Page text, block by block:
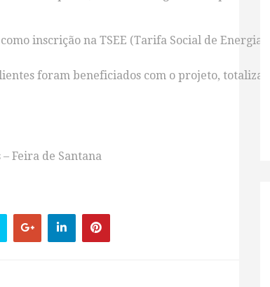
inscrição na TSEE (Tarifa Social de Energia
foram beneficiados com o projeto,
Feira de Santana